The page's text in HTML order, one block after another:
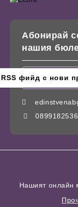
Абонирай
нашия
0899182536
Нашият онлайн